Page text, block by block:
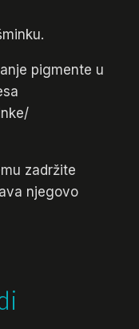
pigmente u
zadržite
njegovo